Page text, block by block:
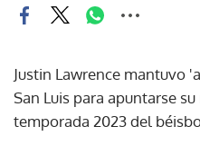
Justin Lawrence mantuvo
San Luis para apuntarse
temporada 2023 del